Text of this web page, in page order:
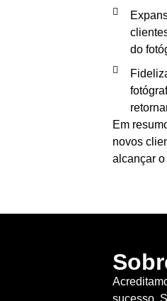
do
Em
novos
alcançar
sucesso.